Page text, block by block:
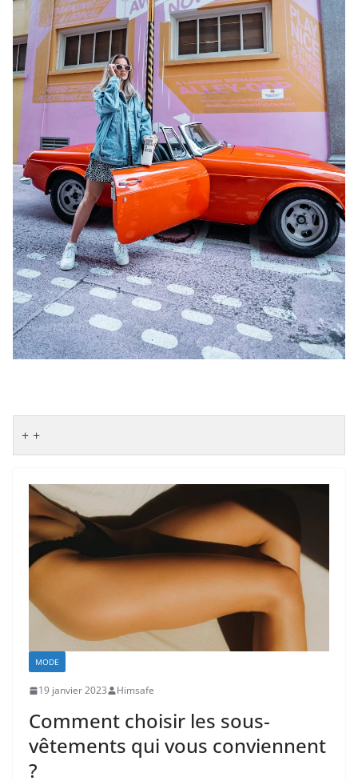
+
MODE
19 janvier 2023 Himsafe
Comment choisir les sous-
vêtements qui vous conviennent
?